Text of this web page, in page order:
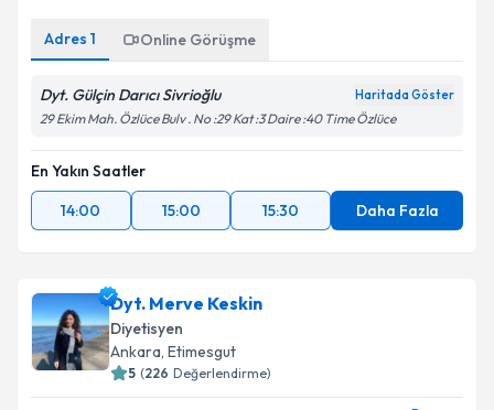
Adres 1 Online Görüşme
Dyt. Gülçin Darıcı Sivrioğlu Haritada Göster
29 Ekim Mah. Özlüce Bulv . No :29 Kat :3 Daire :40 Time Özlüce
En Yakın Saatler
14:00
15:00 15:30 Daha Fazla
Dyt. Merve Keskin
Diyetisyen
Ankara, Etimesgut
5 (226 Değerlendirme)